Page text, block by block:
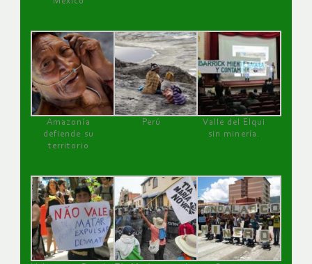
Amazonía
defiende su
territorio
Perú
Valle del Elqui
sin minería.